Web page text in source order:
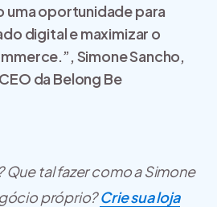
uma oportunidade para
digital e maximizar o
Simone Sancho,
da Belong Be
tal fazer como a Simone
próprio?Crie sua loja